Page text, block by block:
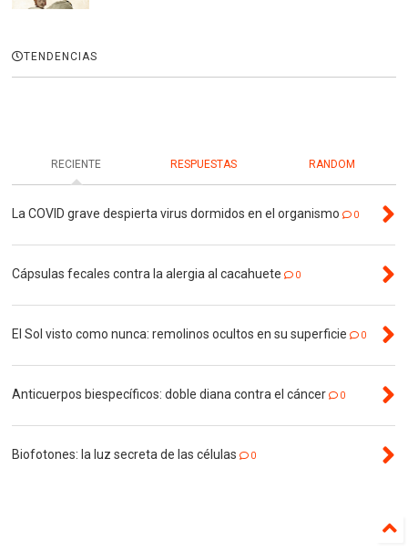
TENDENCIAS
RECIENTE RESPUESTAS RANDOM
La COVID grave despierta virus dormidos en el organismo 0
Cápsulas fecales contra la alergia al cacahuete 0
El Sol visto como nunca: remolinos ocultos en su superficie 0
Anticuerpos biespecíficos: doble diana contra el cáncer 0
Biofotones: la luz secreta de las células 0